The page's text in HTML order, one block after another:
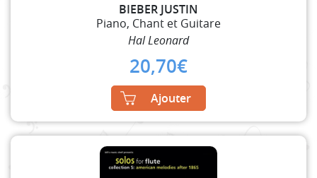
BIEBER JUSTIN
Piano, Chant et Guitare
Hal Leonard
20,70€
Ajouter